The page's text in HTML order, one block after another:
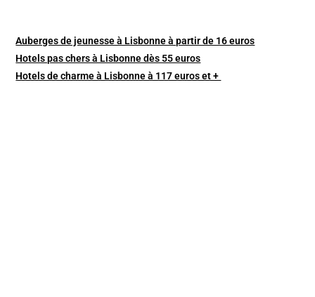
Auberges de jeunesse à Lisbonne à partir de 16 euros
Hotels pas chers à Lisbonne dès 55 euros
Hotels de charme à Lisbonne à 117 euros et +